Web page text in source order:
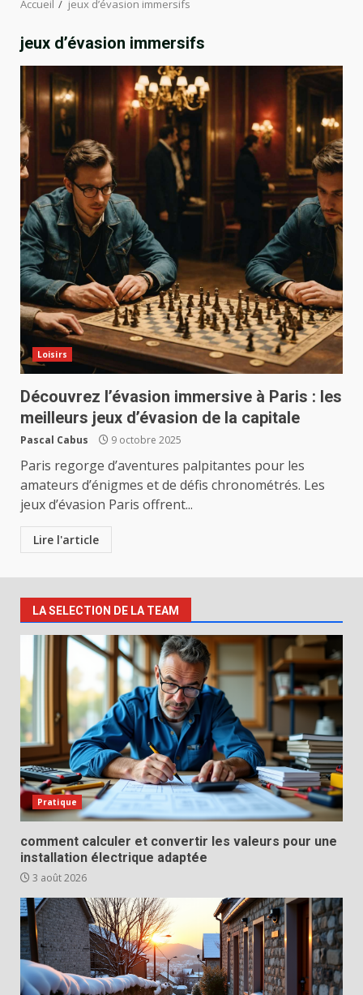
Accueil jeux d’évasion immersifs
jeux d’évasion immersifs
Loisirs
Découvrez l’évasion immersive à Paris : les
meilleurs jeux d’évasion de la capitale
Pascal Cabus 9 octobre 2025
Paris regorge d’aventures palpitantes pour les
amateurs d’énigmes et de défis chronométrés. Les
jeux d’évasion Paris offrent...
Lire l'article
LA SELECTION DE LA TEAM
Pratique
comment calculer et convertir les valeurs pour une
installation électrique adaptée
3 août 2026